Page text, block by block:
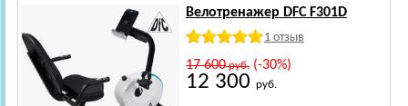
Велотренажер DFC F301D
1 отзыв
17 600руб.(-30%)
12 300 руб.